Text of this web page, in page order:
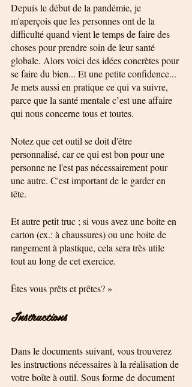
Depuis le début de la pandémie, je
m'aperçois que les personnes ont de la
difficulté quand vient le temps de faire des
choses pour prendre soin de leur santé
globale. Alors voici des idées concrètes pour
se faire du bien... Et une petite confidence...
Je mets aussi en pratique ce qui va suivre,
parce que la santé mentale c’est une affaire
qui nous concerne tous et toutes.
Notez que cet outil se doit d'être
personnalisé, car ce qui est bon pour une
personne ne l'est pas nécessairement pour
une autre. C'est important de le garder en
tête.
Et autre petit truc ; si vous avez une boite en
carton (ex.: à chaussures) ou une boite de
rangement à plastique, cela sera très utile
tout au long de cet exercice.
Êtes vous prêts et prêtes? »
Instructions
Dans le documents suivant, vous trouverez
les instructions nécessaires à la réalisation de
votre boîte à outil. Sous forme de document